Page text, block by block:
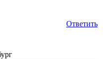
Ответить